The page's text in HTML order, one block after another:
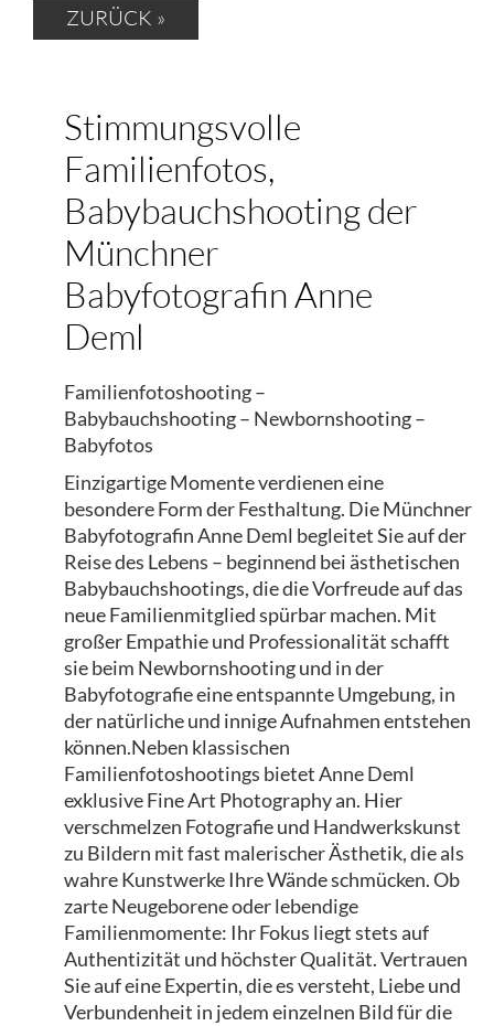
ZURÜCK »
Stimmungsvolle
Familienfotos,
Babybauchshooting der
Münchner
Babyfotografin Anne
Deml
Familienfotoshooting –
Babybauchshooting – Newbornshooting –
Babyfotos
Einzigartige Momente verdienen eine
besondere Form der Festhaltung. Die Münchner
Babyfotografin Anne Deml begleitet Sie auf der
Reise des Lebens – beginnend bei ästhetischen
Babybauchshootings, die die Vorfreude auf das
neue Familienmitglied spürbar machen. Mit
großer Empathie und Professionalität schafft
sie beim Newbornshooting und in der
Babyfotografie eine entspannte Umgebung, in
der natürliche und innige Aufnahmen entstehen
können.Neben klassischen
Familienfotoshootings bietet Anne Deml
exklusive Fine Art Photography an. Hier
verschmelzen Fotografie und Handwerkskunst
zu Bildern mit fast malerischer Ästhetik, die als
wahre Kunstwerke Ihre Wände schmücken. Ob
zarte Neugeborene oder lebendige
Familienmomente: Ihr Fokus liegt stets auf
Authentizität und höchster Qualität. Vertrauen
Sie auf eine Expertin, die es versteht, Liebe und
Verbundenheit in jedem einzelnen Bild für die